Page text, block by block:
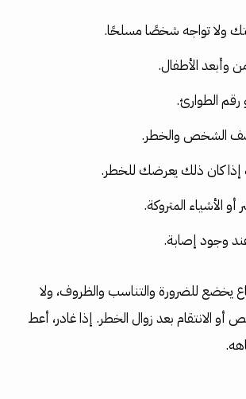
ولا تواجه شخصًا مسلحًا.
وأبعد الأطفال.
الطوارئ.
الشخص والخطر.
إذا كان ذلك يعرضك للخطر.
أو الأشياء المتروكة.
وجود إصابة.
يخضع للضرورة والتناسب والظروف، ولا
الانتقام بعد زوال الخطر. إذا غادر، أعط